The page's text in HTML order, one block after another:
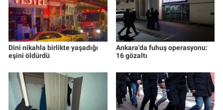
Dini nikahla birlikte yaşadığı
eşini öldürdü
Ankara'da fuhuş operasyonu:
16 gözaltı